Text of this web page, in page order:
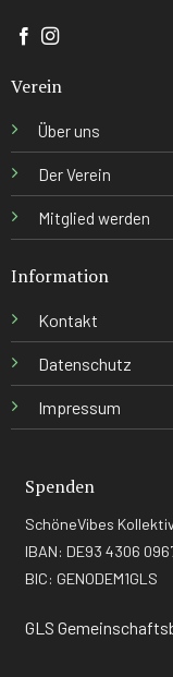
Verein
Über uns
Der Verein
Mitglied werden
Information
Kontakt
Datenschutz
Impressum
Spenden
SchöneVibes
IBAN: DE93 4306
BIC: GENODEM1GLS
GLS